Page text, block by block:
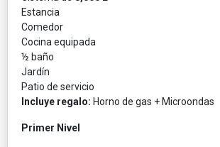
Estancia
Comedor
Cocina equipada
½ baño
Jardín
Patio de servicio
Incluye regalo: Horno de gas + Microondas
Primer Nivel